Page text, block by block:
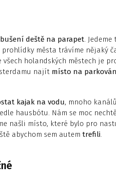
bušení deště na parapet.
města trávíme nějaký
holandských městech je
najít místo na
kajak na vodu, mnoho
hausbótu. Nám se moc
našli místo, které bylo pro
abychom sem autem trefili.